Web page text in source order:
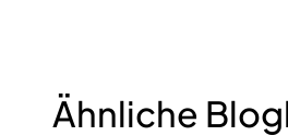
Ähnliche